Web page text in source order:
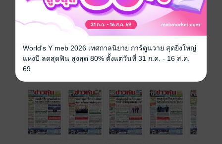
วันที่วางขาย 24 ตุลาคม 2566
ความยาว 32 หน้า
ราคาปก 15 บาท
ฉบับย้อนหลัง
World's Y meb 2026 เทศกาลนิยาย การ์ตูนวาย สุดยิ่งใหญ่
แห่งปี ลดสุดฟิน สูงสุด 80% ตั้งแต่วันที่ 31 ก.ค. - 16 ส.ค.
69